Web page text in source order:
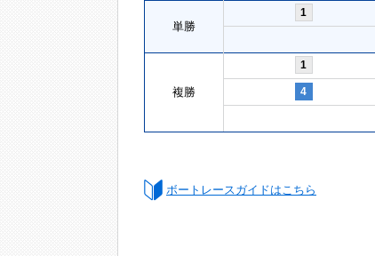
単勝
1
複勝
1
4
ボートレースガイドはこちら